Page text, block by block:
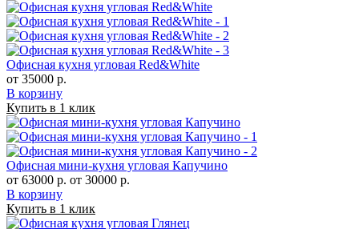
Офисная кухня угловая Red&White
от 35000 р.
В корзину
Купить в 1 клик
Офисная мини-кухня угловая Капучино
от 63000 р. от 30000 р.
В корзину
Купить в 1 клик